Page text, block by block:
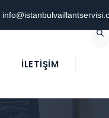
İLETIŞIM